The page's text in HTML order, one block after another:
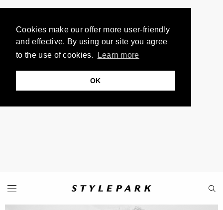
Cookies make our offer more user-friendly
and effective. By using our site you agree
to the use of cookies.
Learn more
OK